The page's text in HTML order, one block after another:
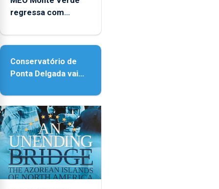
regressa com
acessibilidade
Conservatório de
Ponta Delgada vai
instrumentos